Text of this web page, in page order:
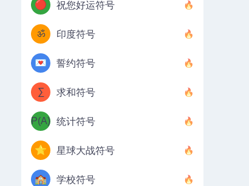
🔴 祝您好运符号
ॐ 印度符号
💌 誓约符号
∑ 求和符号
P(A) 统计符号
⭐ 星球大战符号
🏫 学校符号